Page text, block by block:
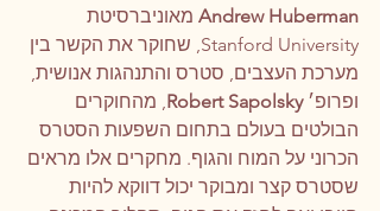
Andrew Huberman מאוניברסיטת
Stanford University, שחוקר את הקשר בין
מערכת העצבים, סטרס והתנהגות אנושית,
ופרופ׳ Robert Sapolsky, מהחוקרים
הבולטים בעולם בתחום השפעות הסטרס
הכרוני על המוח והגוף. מחקרים אלו מראים
שסטרס קצר ומבוקר יכול דווקא להיות